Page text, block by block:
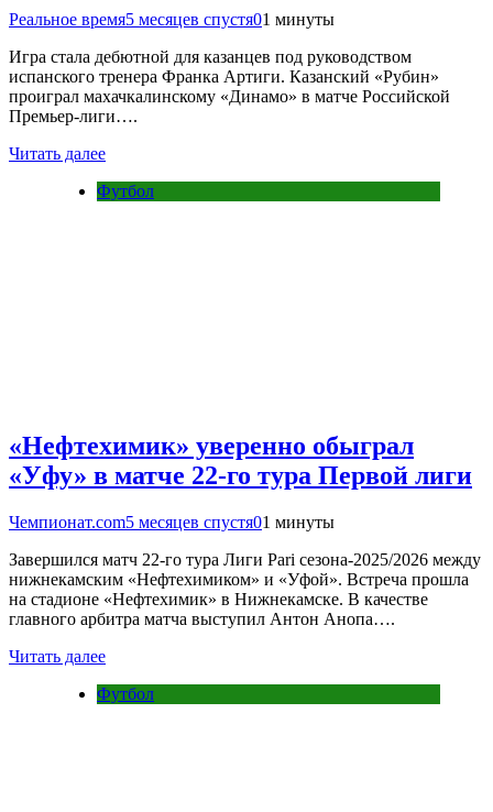
Реальное время5 месяцев спустя01 минуты
Игра стала дебютной для казанцев под руководством
испанского тренера Франка Артиги. Казанский «Рубин»
проиграл махачкалинскому «Динамо» в матче Российской
Премьер-лиги….
Читать далее
Футбол
«Нефтехимик» уверенно обыграл
«Уфу» в матче 22-го тура Первой лиги
Чемпионат.com5 месяцев спустя01 минуты
Завершился матч 22-го тура Лиги Pari сезона-2025/2026 между
нижнекамским «Нефтехимиком» и «Уфой». Встреча прошла
на стадионе «Нефтехимик» в Нижнекамске. В качестве
главного арбитра матча выступил Антон Анопа….
Читать далее
Футбол